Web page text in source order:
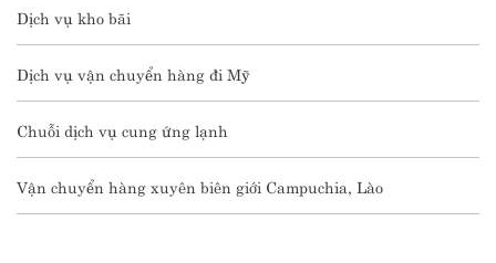
Dịch vụ kho bãi
Dịch vụ vận chuyển hàng đi Mỹ
Chuỗi dịch vụ cung ứng lạnh
Vận chuyển hàng xuyên biên giới Campuchia, Lào